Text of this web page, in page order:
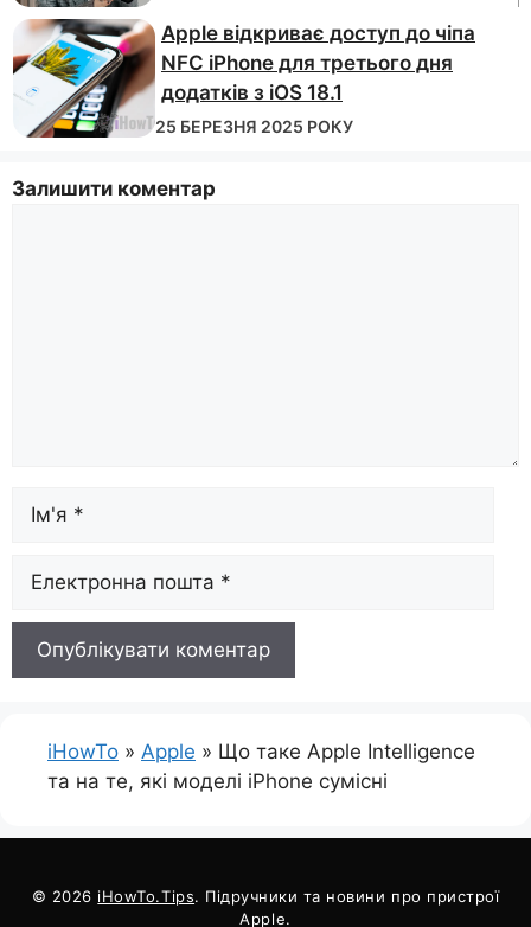
Apple відкриває доступ до чіпа
NFC iPhone для третього дня
додатків з iOS 18.1
25 БЕРЕЗНЯ 2025 РОКУ
Залишити коментар
пошта
iHowTo » Apple » Що таке Apple Intelligence
та на те, які моделі iPhone сумісні
© 2026 iHowTo.Tips. Підручники та новини про пристрої
Apple.